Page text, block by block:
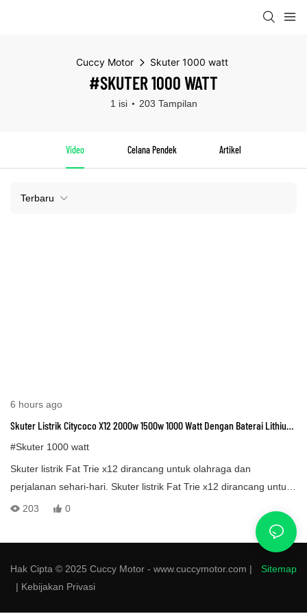
Cuccy Motor Skuter 1000 watt
#SKUTER 1000 WATT
1 isi 203 Tampilan
Video Celana Pendek Artikel
Terbaru
6 hours ago
Skuter Listrik Citycoco X12 2000w 1500w 1000 Watt Dengan Baterai Lithium
Dan Ban Tebal
#Skuter 1000 watt
Skuter listrik Fat Trie x12 dirancang untuk olahraga dan
perjalanan sehari-hari. Skuter listrik Fat Trie x12 dirancang untuk
menjaga kecepatan berkendara pada 50 km/jam atau 30 mph,
yang legal di sebagian besar negara. Kecepatan sekitar 50
203 0
Hak Cipta © 2025 Cuccy Motor - www.cuccymotor.com |
Sitemap
| Kebijakan Privasi